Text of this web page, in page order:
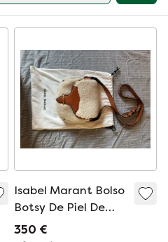
Isabel Marant Bolso
Botsy De Piel De
Oveja
350 €